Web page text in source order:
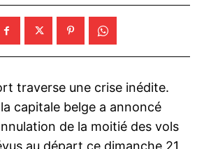
traverse une crise inédite.
capitale belge a annoncé
de la moitié des vols
au départ ce dimanche 21